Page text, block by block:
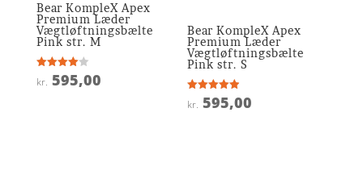
Bear KompleX Apex
Premium Læder
Vægtløftningsbælte
Pink str. M
Vurderet
4
kr. 595,00
Bear KompleX Apex
Premium Læder
Vægtløftningsbælte
Pink str. S
Vurderet
4.9
kr. 595,00